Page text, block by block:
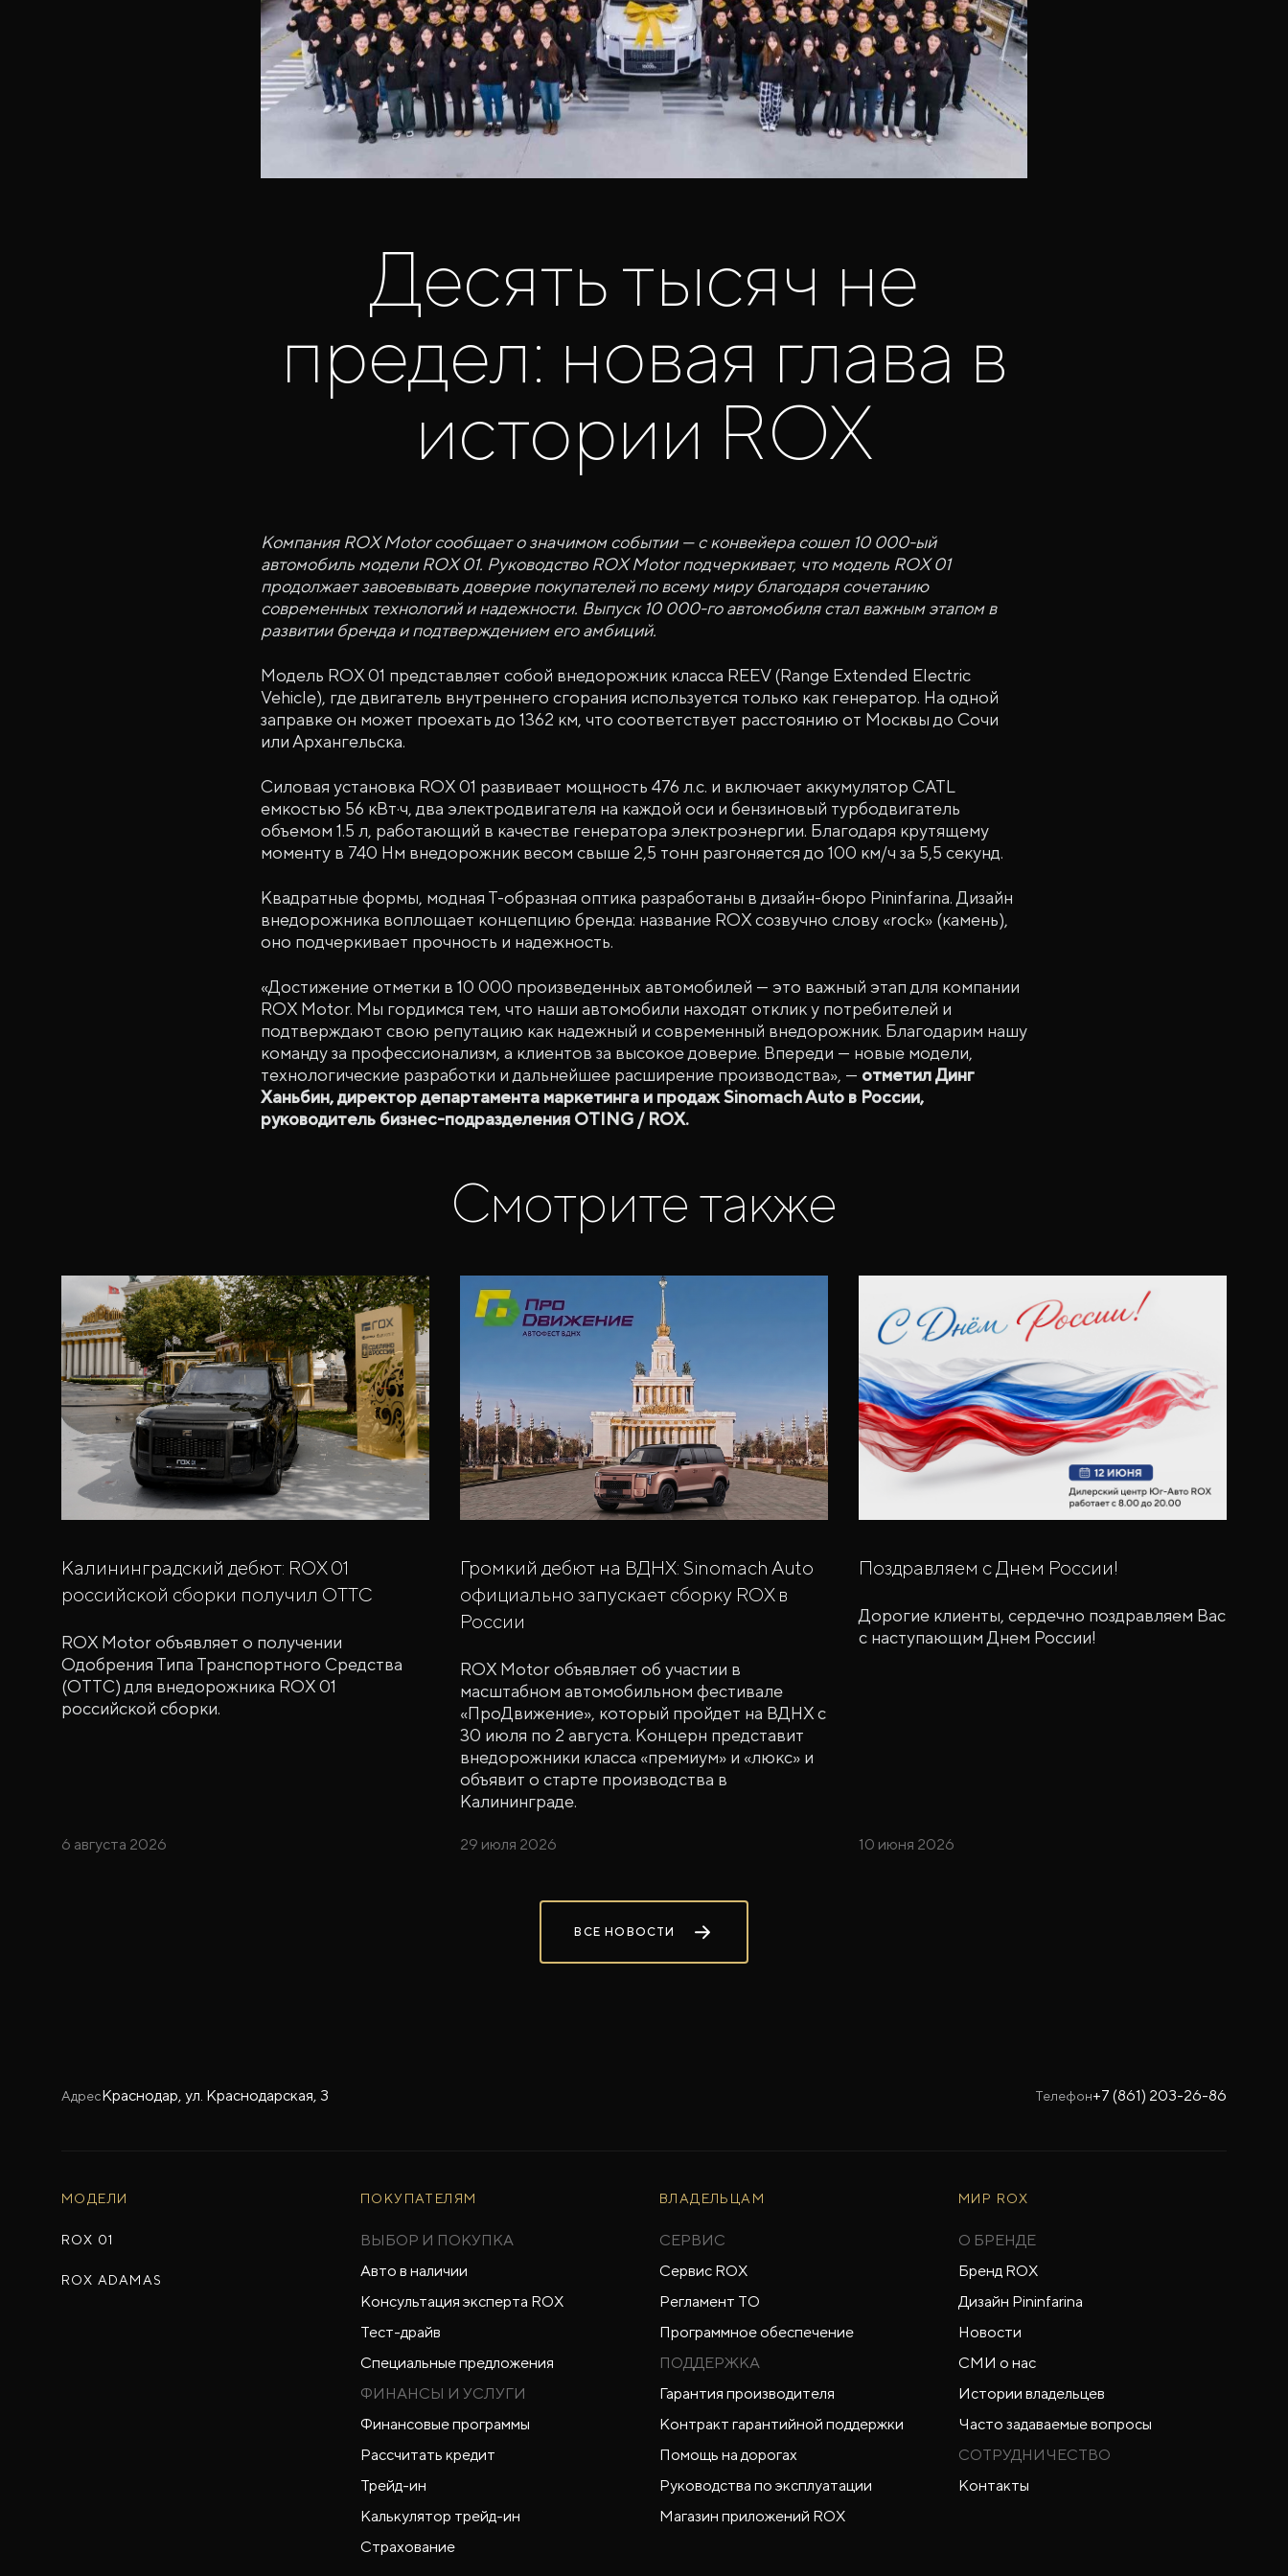
Десять тысяч не
предел: новая глава в
истории ROX
Компания ROX Motor сообщает о значимом событии — с конвейера сошел 10 000-ый
автомобиль модели ROX 01. Руководство ROX Motor подчеркивает, что модель ROX 01
продолжает завоевывать доверие покупателей по всему миру благодаря сочетанию
современных технологий и надежности. Выпуск 10 000-го автомобиля стал важным этапом в
развитии бренда и подтверждением его амбиций.
Модель ROX 01 представляет собой внедорожник класса REEV (Range Extended Electric
Vehicle), где двигатель внутреннего сгорания используется только как генератор. На одной
заправке он может проехать до 1362 км, что соответствует расстоянию от Москвы до Сочи
или Архангельска.
Силовая установка ROX 01 развивает мощность 476 л.с. и включает аккумулятор CATL
емкостью 56 кВт·ч, два электродвигателя на каждой оси и бензиновый турбодвигатель
объемом 1.5 л, работающий в качестве генератора электроэнергии. Благодаря крутящему
моменту в 740 Нм внедорожник весом свыше 2,5 тонн разгоняется до 100 км/ч за 5,5 секунд.
Квадратные формы, модная Т-образная оптика разработаны в дизайн-бюро Pininfarina. Дизайн
внедорожника воплощает концепцию бренда: название ROX созвучно слову «rock» (камень),
оно подчеркивает прочность и надежность.
«Достижение отметки в 10 000 произведенных автомобилей — это важный этап для компании
ROX Motor. Мы гордимся тем, что наши автомобили находят отклик у потребителей и
подтверждают свою репутацию как надежный и современный внедорожник. Благодарим нашу
команду за профессионализм, а клиентов за высокое доверие. Впереди — новые модели,
технологические разработки и дальнейшее расширение производства», — отметил Динг
Ханьбин, директор департамента маркетинга и продаж Sinomach Auto в России,
руководитель бизнес-подразделения OTING / ROX.
Смотрите также
Калининградский дебют: ROX 01
российской сборки получил ОТТС
ROX Motor объявляет о получении
Одобрения Типа Транспортного Средства
(ОТТС) для внедорожника ROX 01
российской сборки.
6 августа 2026
Громкий дебют на ВДНХ: Sinomach Auto
официально запускает сборку ROX в
России
ROX Motor объявляет об участии в
масштабном автомобильном фестивале
«ПроДвижение», который пройдет на ВДНХ с
30 июля по 2 августа. Концерн представит
внедорожники класса «премиум» и «люкс» и
объявит о старте производства в
Калининграде.
29 июля 2026
Поздравляем с Днем России!
Дорогие клиенты, сердечно поздравляем Вас
с наступающим Днем России!
10 июня 2026
ВСЕ НОВОСТИ
АдресКраснодар, ул. Краснодарская, 3 Телефон+7 (861) 203-26-86
МОДЕЛИ
ROX 01
ROX ADAMAS
ПОКУПАТЕЛЯМ
ВЫБОР И ПОКУПКА
Авто в наличии
Консультация эксперта ROX
Тест-драйв
Специальные предложения
ФИНАНСЫ И УСЛУГИ
Финансовые программы
Рассчитать кредит
Трейд-ин
Калькулятор трейд-ин
Страхование
ВЛАДЕЛЬЦАМ
СЕРВИС
Сервис ROX
Регламент ТО
Программное обеспечение
ПОДДЕРЖКА
Гарантия производителя
Контракт гарантийной поддержки
Помощь на дорогах
Руководства по эксплуатации
Магазин приложений ROX
МИР ROX
О БРЕНДЕ
Бренд ROX
Дизайн Pininfarina
Новости
СМИ о нас
Истории владельцев
Часто задаваемые вопросы
СОТРУДНИЧЕСТВО
Контакты